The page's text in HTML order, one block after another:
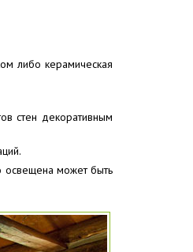
либо керамическая
стен декоративным
освещена может быть